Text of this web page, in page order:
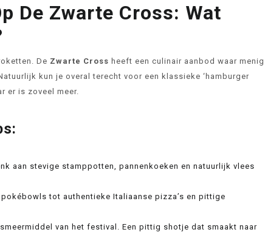
De Zwarte Cross: Wat
De Zwarte Cross heeft een culinair aanbod waar menig
kun je overal terecht voor een klassieke ‘hamburger
er is zoveel meer.
aan stevige stamppotten, pannenkoeken en natuurlijk vlees
pokébowls tot authentieke Italiaanse pizza’s en pittige
van het festival. Een pittig shotje dat smaakt naar